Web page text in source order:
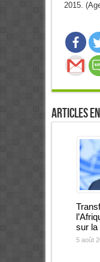
2015.
Articles
sur la
5 août